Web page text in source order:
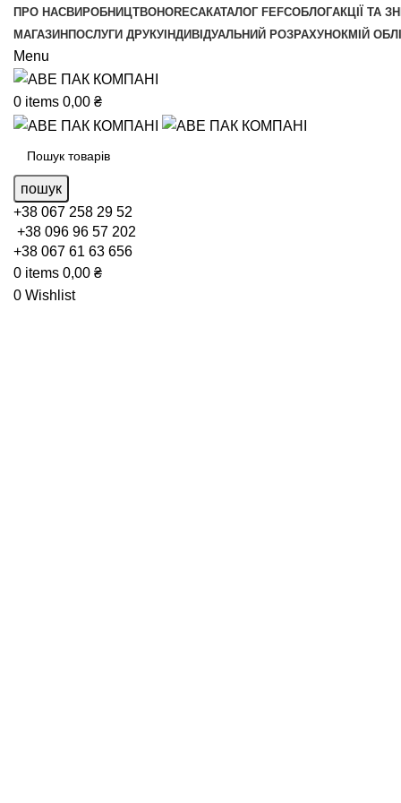
ПРО НАСВИРОБНИЦТВОHORECAКАТАЛОГ FEFCOБЛОГАКЦІЇ ТА
МАГАЗИН ПОСЛУГИ ДРУКУ ІНДИВІДУАЛЬНИЙ РОЗРАХУНОКМІЙ
Menu
0 items 0,00 ₴
пошук
+38 067 258 29 52
+38 096 96 57 202
+38 067 61 63 656
0 items 0,00 ₴
0 Wishlist